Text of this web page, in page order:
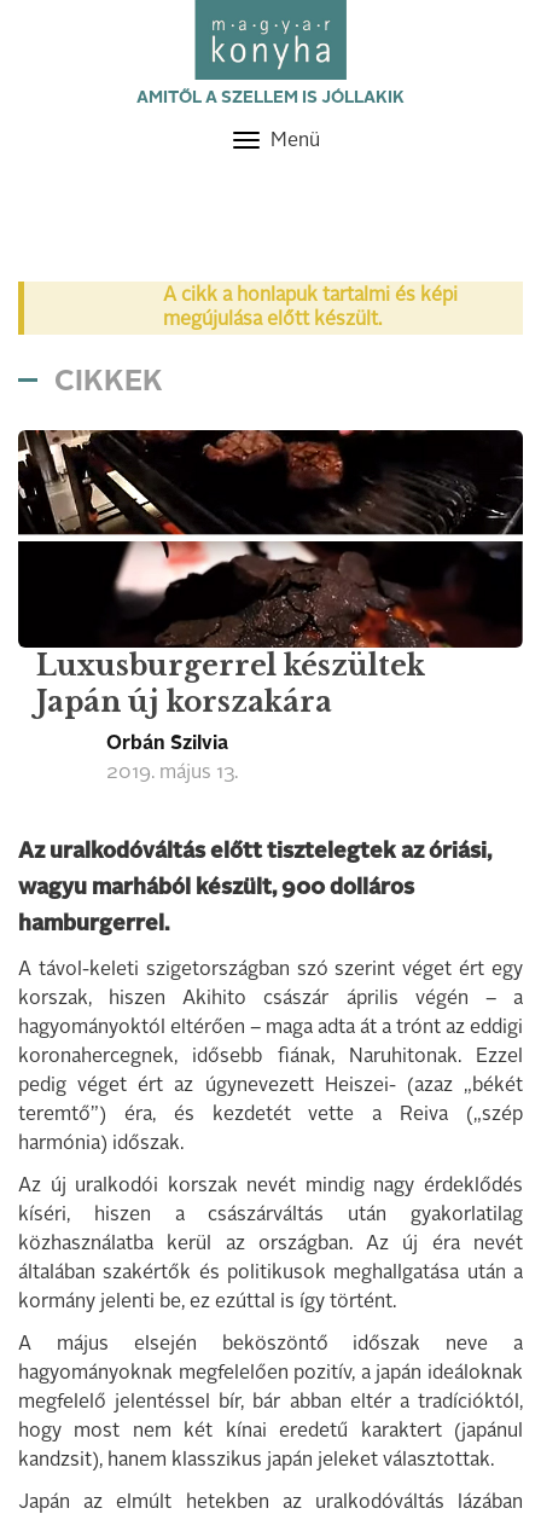
AMITŐL A SZELLEM IS JÓLLAKIK
Toggle
Menü
A cikk a honlapuk tartalmi és képi
megújulása előtt készült.
CIKKEK
Luxusburgerrel készültek
Japán új korszakára
Orbán Szilvia
2019. május 13.
Az uralkodóváltás előtt tisztelegtek az óriási,
wagyu marhából készült, 900 dolláros
hamburgerrel.
A távol-keleti szigetországban szó szerint véget ért egy
korszak, hiszen Akihito császár április végén – a
hagyományoktól eltérően – maga adta át a trónt az eddigi
koronahercegnek, idősebb fiának, Naruhitonak. Ezzel
pedig véget ért az úgynevezett Heiszei- (azaz „békét
teremtő”) éra, és kezdetét vette a Reiva („szép
harmónia) időszak.
Az új uralkodói korszak nevét mindig nagy érdeklődés
kíséri, hiszen a császárváltás után gyakorlatilag
közhasználatba kerül az országban. Az új éra nevét
általában szakértők és politikusok meghallgatása után a
kormány jelenti be, ez ezúttal is így történt.
A május elsején beköszöntő időszak neve a
hagyományoknak megfelelően pozitív, a japán ideáloknak
megfelelő jelentéssel bír, bár abban eltér a tradícióktól,
hogy most nem két kínai eredetű karaktert (japánul
kandzsit), hanem klasszikus japán jeleket választottak.
Japán az elmúlt hetekben az uralkodóváltás lázában